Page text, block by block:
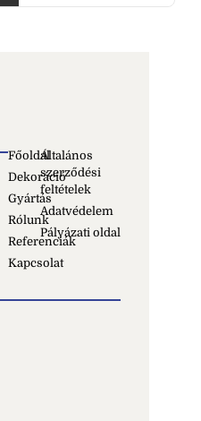
Főoldal
Dekoráció
Gyártás
Rólunk
Referenciák
Kapcsolat
Általános
szerződési
feltételek
Adatvédelem
Pályázati oldal